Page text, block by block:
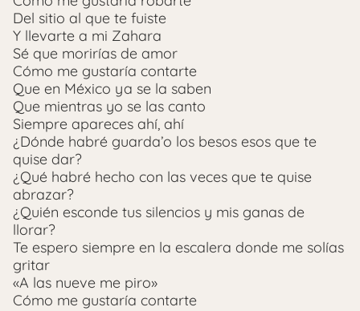
Del sitio al que te fuiste
Y llevarte a mi Zahara
Sé que morirías de amor
Cómo me gustaría contarte
Que en México ya se la saben
Que mientras yo se las canto
Siempre apareces ahí, ahí
¿Dónde habré guarda’o los besos esos que te
quise dar?
¿Qué habré hecho con las veces que te quise
abrazar?
¿Quién esconde tus silencios y mis ganas de
llorar?
Te espero siempre en la escalera donde me solías
gritar
«A las nueve me piro»
Cómo me gustaría contarte